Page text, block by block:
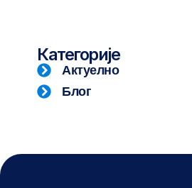
Категорије
Актуелно
Блог